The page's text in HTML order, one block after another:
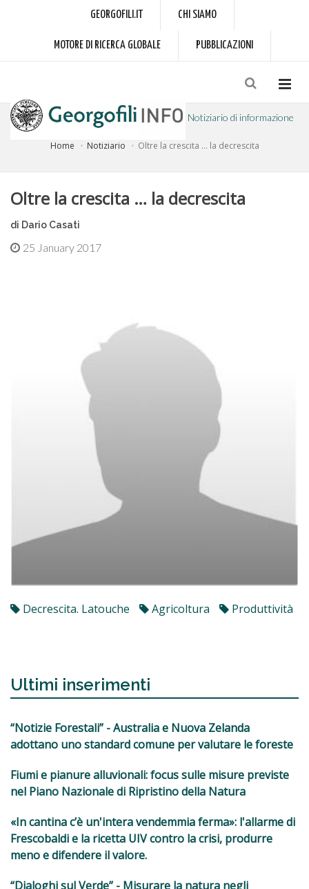
GEORGOFILI.IT CHI SIAMO
MOTORE DI RICERCA GLOBALE PUBBLICAZIONI
Notiziario di informazione
Home Notiziario Oltre la crescita … la decrescita
Oltre la crescita … la decrescita
di Dario Casati
25 January 2017
Decrescita. Latouche Agricoltura Produttività
Ultimi inserimenti
“Notizie Forestali” - Australia e Nuova Zelanda
adottano uno standard comune per valutare le foreste
Fiumi e pianure alluvionali: focus sulle misure previste
nel Piano Nazionale di Ripristino della Natura
«In cantina c’è un'intera vendemmia ferma»: l'allarme di
Frescobaldi e la ricetta UIV contro la crisi, produrre
meno e difendere il valore.
“Dialoghi sul Verde” - Misurare la natura negli